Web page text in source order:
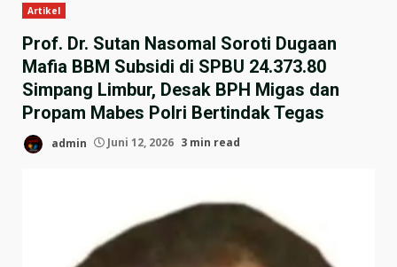
Artikel
Prof. Dr. Sutan Nasomal Soroti Dugaan
Mafia BBM Subsidi di SPBU 24.373.80
Simpang Limbur, Desak BPH Migas dan
Propam Mabes Polri Bertindak Tegas
admin Juni 12, 2026 3 min read